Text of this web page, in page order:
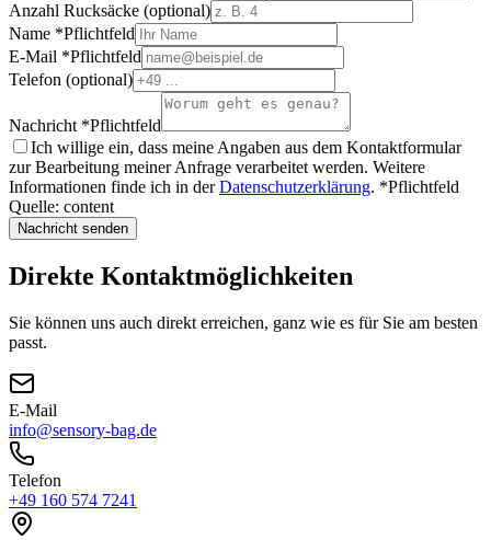
Anzahl Rucksäcke (optional)
Name *Pflichtfeld
E-Mail *Pflichtfeld
Telefon (optional)
Nachricht *Pflichtfeld
Ich willige ein, dass meine Angaben aus dem Kontaktformular
zur Bearbeitung meiner Anfrage verarbeitet werden. Weitere
Informationen finde ich in der Datenschutzerklärung. *Pflichtfeld
Quelle: content
Nachricht senden
Direkte Kontaktmöglichkeiten
Sie können uns auch direkt erreichen, ganz wie es für Sie am besten
passt.
E-Mail
info@sensory-bag.de
Telefon
+49 160 574 7241